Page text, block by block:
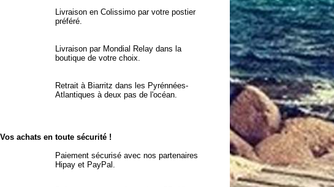
Livraison en Colissimo par votre postier
préféré.
Livraison par Mondial Relay dans la
boutique de votre choix.
Retrait à Biarritz dans les Pyrénnées-
Atlantiques à deux pas de l'océan.
Vos achats en toute sécurité !
Paiement sécurisé avec nos partenaires
Hipay et PayPal.